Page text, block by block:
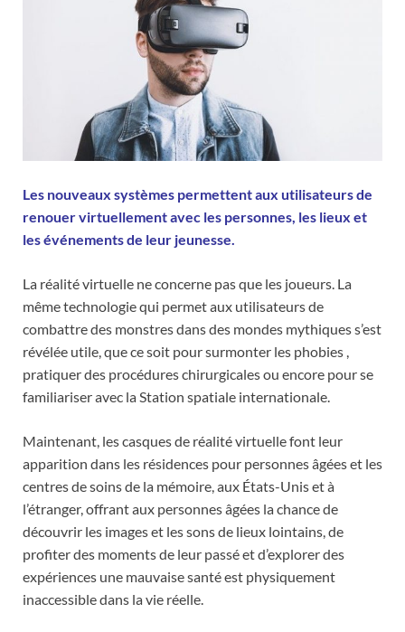
Les nouveaux systèmes permettent aux utilisateurs de
renouer virtuellement avec les personnes, les lieux et
les événements de leur jeunesse.
La réalité virtuelle ne concerne pas que les joueurs. La
même technologie qui permet aux utilisateurs de
combattre des monstres dans des mondes mythiques s’est
révélée utile, que ce soit pour surmonter les phobies ,
pratiquer des procédures chirurgicales ou encore pour se
familiariser avec la Station spatiale internationale.
Maintenant, les casques de réalité virtuelle font leur
apparition dans les résidences pour personnes âgées et les
centres de soins de la mémoire, aux États-Unis et à
l’étranger, offrant aux personnes âgées la chance de
découvrir les images et les sons de lieux lointains, de
profiter des moments de leur passé et d’explorer des
expériences une mauvaise santé est physiquement
inaccessible dans la vie réelle.